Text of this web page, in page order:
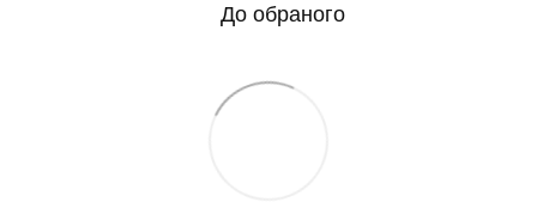
До обраного